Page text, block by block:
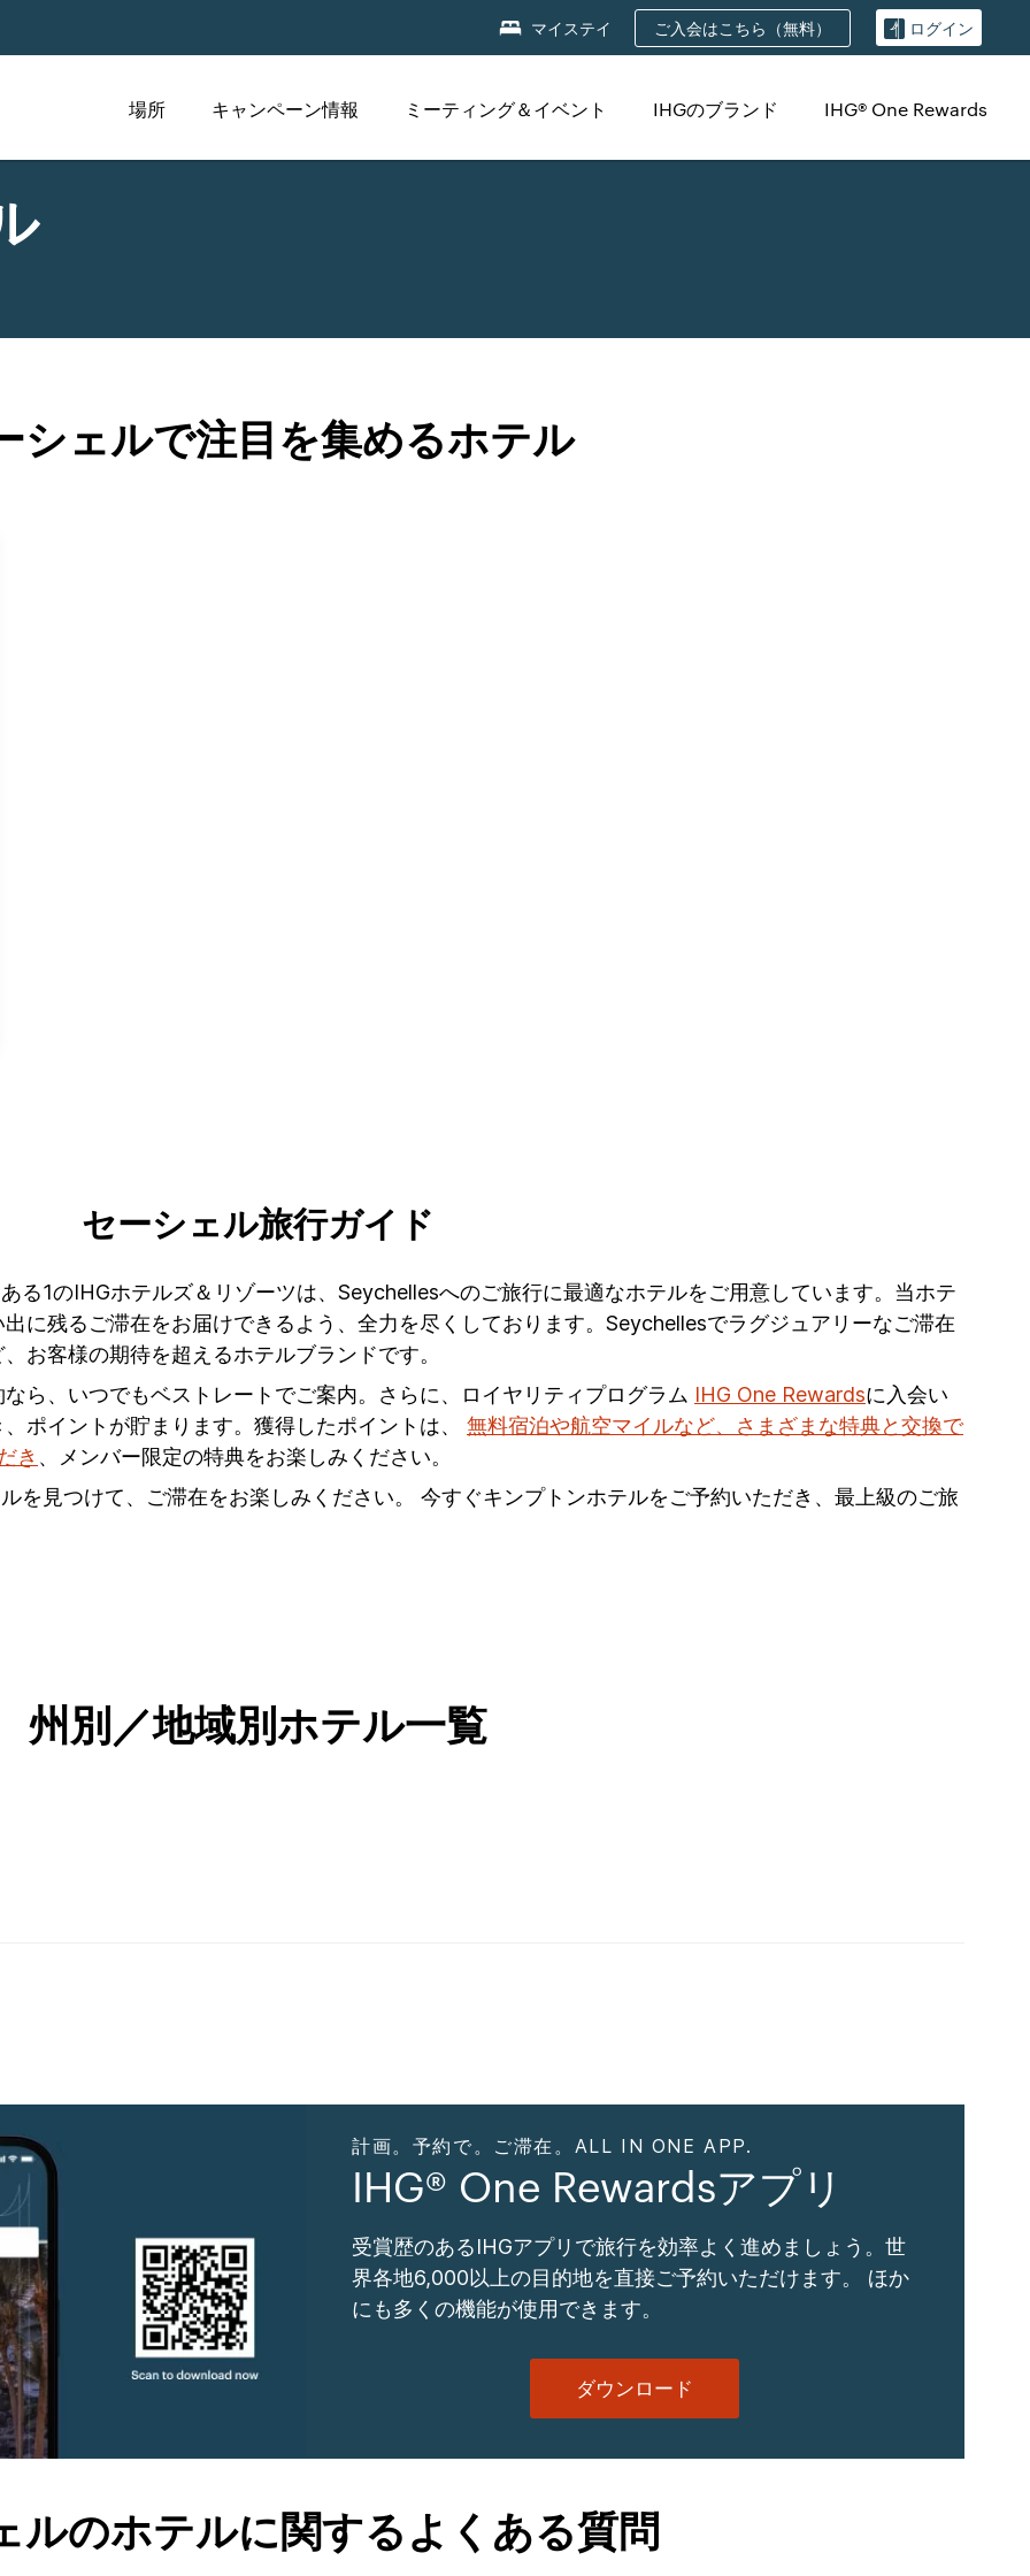
マイステイ ご入会はこちら（無料） ログイン
場所 キャンペーン情報 ミーティング＆イベント IHGのブランド IHG® One Rewards
シェルで注目を集めるホテル
セーシェル旅行ガイド
る1のIHGホテルズ＆リゾーツは、Seychellesへのご旅行に最適なホテルをご用意しています。当ホテ
に残るご滞在をお届けできるよう、全力を尽くしております。Seychellesでラグジュアリーなご滞在
お客様の期待を超えるホテルブランドです。
ら、いつでもベストレートでご案内。さらに、ロイヤリティプログラム IHG One Rewardsに入会い
ポイントが貯まります。獲得したポイントは、 無料宿泊や航空マイルなど、さまざまな特典と交換で
き 、メンバー限定の特典をお楽しみください。
を見つけて、ご滞在をお楽しみください。 今すぐキンプトンホテルをご予約いただき、最上級のご旅
州別／地域別ホテル一覧
計画。予約で。ご滞在。ALL IN ONE APP.
IHG® One Rewardsアプリ
受賞歴のあるIHGアプリで旅行を効率よく進めましょう。世
界各地6,000以上の目的地を直接ご予約いただけます。 ほか
にも多くの機能が使用できます。
ダウンロード
ルのホテルに関するよくある質問